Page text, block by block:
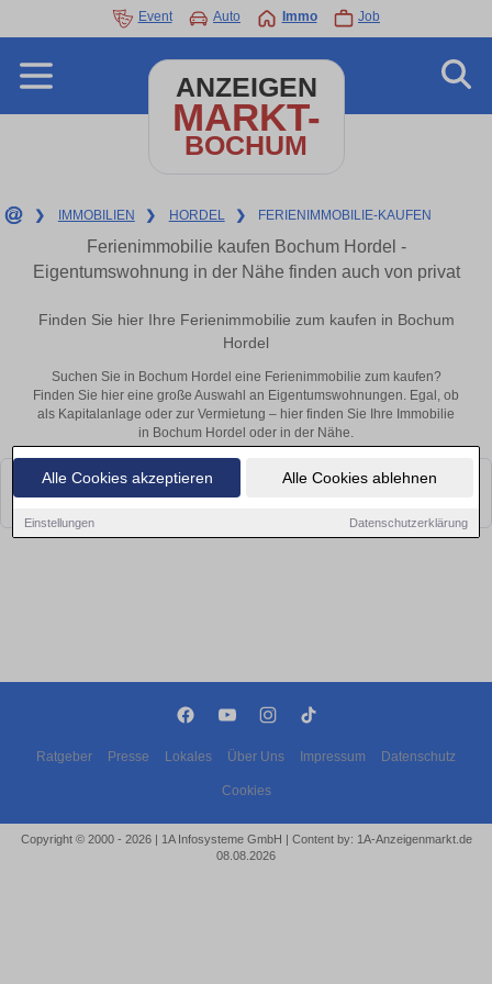
Alle Cookies akzeptieren Alle Cookies ablehnen
Einstellungen Datenschutzerklärung
Event Auto Immo Job
ANZEIGEN
MARKT-
BOCHUM
❯ IMMOBILIEN ❯ HORDEL ❯ FERIENIMMOBILIE-KAUFEN
Ferienimmobilie kaufen Bochum Hordel -
Eigentumswohnung in der Nähe finden auch von privat
Finden Sie hier Ihre Ferienimmobilie zum kaufen in Bochum
Hordel
Suchen Sie in Bochum Hordel eine Ferienimmobilie zum kaufen?
Finden Sie hier eine große Auswahl an Eigentumswohnungen. Egal, ob
als Kapitalanlage oder zur Vermietung – hier finden Sie Ihre Immobilie
in Bochum Hordel oder in der Nähe.
Leider konnten wir derzeit keine passenden Objekte finden. Schauen Sie
bald wieder vorbei!
Ratgeber Presse Lokales Über Uns Impressum Datenschutz
Cookies
Copyright © 2000 - 2026 | 1A Infosysteme GmbH | Content by: 1A-Anzeigenmarkt.de
08.08.2026